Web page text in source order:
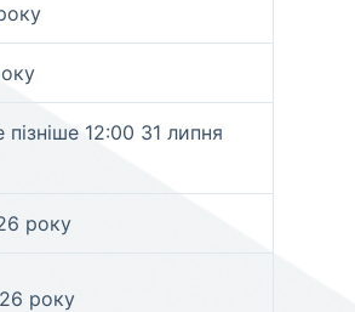
12:00 31 липня
року
року